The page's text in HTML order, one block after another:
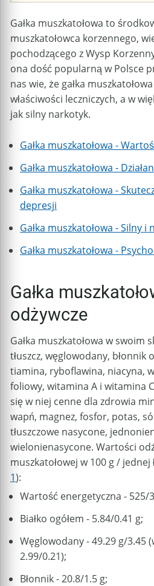
Gałka muszkatołowa to
muszkatołowca korzennego,
pochodzącego z Wysp
ona dość popularną w Polsce
nas wie, że gałka
właściwości leczniczych, a w
jak silny narkotyk.
Gałka muszkatołowa -
Gałka muszkatołowa -
Gałka muszkatołowa -
depresji
Gałka muszkatołowa - Silny
Gałka muszkatołowa -
Gałka
odżywcze
Gałka muszkatołowa w swoim
tłuszcz, węglowodany, błonnik
tiamina, ryboflawina, niacyna,
foliowy, witamina A i witamina
się w niej cenne dla zdrowia
wapń, magnez, fosfor, potas,
tłuszczowe nasycone,
wielonienasycone. Wartości
muszkatołowej w 100 g / jednej
1):
Wartość energetyczna - 525/
Białko ogółem - 5.84/0.41 g;
Węglowodany - 49.29 g/3.45
2.99/0.21);
Błonnik - 20.8/1.5 g;